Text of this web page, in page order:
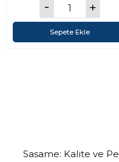
Sepete Ekle
Sasame: Kalite ve